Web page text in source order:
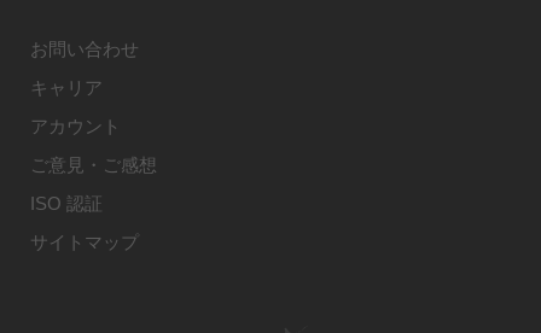
お問い合わせ
キャリア
アカウント
ご意見・ご感想
ISO 認証
サイトマップ